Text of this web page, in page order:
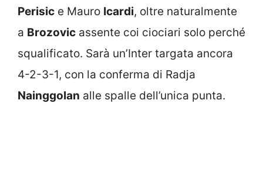
Perisic e Mauro Icardi, oltre naturalmente
a Brozovic assente coi ciociari solo perché
squalificato. Sarà un’Inter targata ancora
4-2-3-1, con la conferma di Radja
Nainggolan alle spalle dell’unica punta.